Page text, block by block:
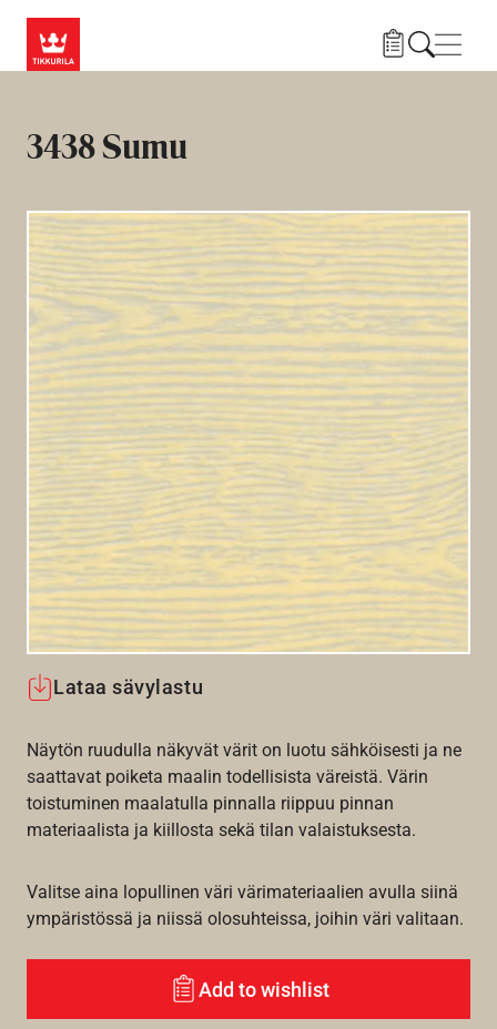
3438 Sumu
Lataa sävylastu
Näytön ruudulla näkyvät värit on luotu sähköisesti ja ne
saattavat poiketa maalin todellisista väreistä. Värin
toistuminen maalatulla pinnalla riippuu pinnan
materiaalista ja kiillosta sekä tilan valaistuksesta.
Valitse aina lopullinen väri värimateriaalien avulla siinä
ympäristössä ja niissä olosuhteissa, joihin väri valitaan.
Add to wishlist